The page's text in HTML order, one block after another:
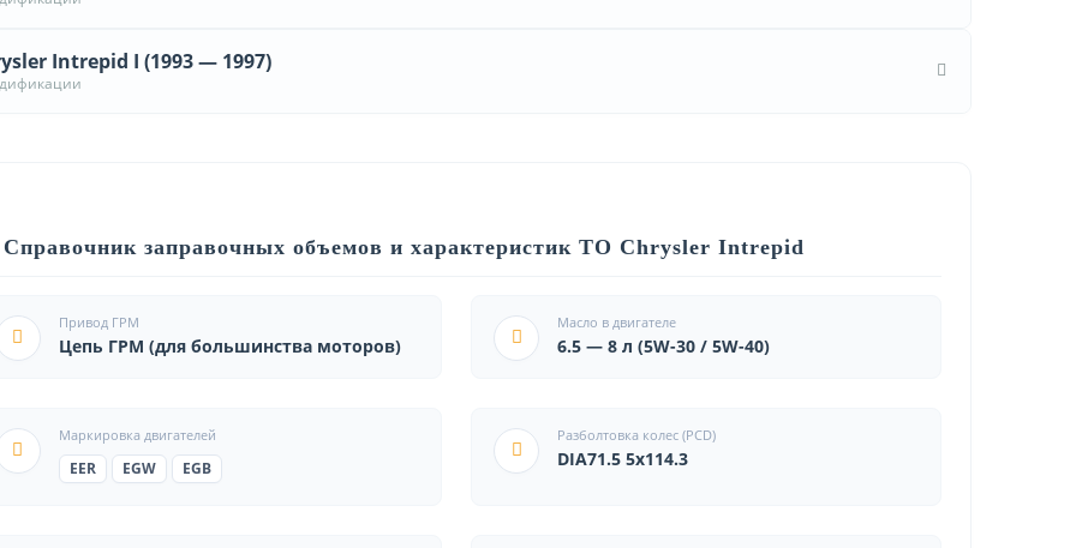
Intrepid I (1993 — 1997)
Справочник заправочных объемов и характеристик ТО Chrysler Intrepid
Привод ГРМ
Цепь ГРМ (для большинства моторов)
Масло в двигателе
6.5 — 8 л (5W-30 / 5W-40)
Маркировка двигателей
EER
EGW EGB
Разболтовка колес (PCD)
DIA71.5 5x114.3